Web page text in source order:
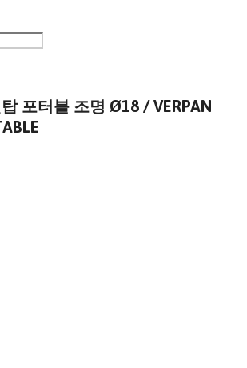
포터블 조명 Ø18 / VERPAN